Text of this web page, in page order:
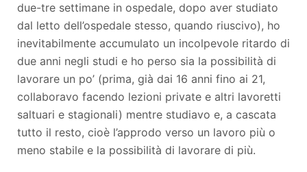
due-tre settimane in ospedale, dopo aver studiato
dal letto dell’ospedale stesso, quando riuscivo), ho
inevitabilmente accumulato un incolpevole ritardo di
due anni negli studi e ho perso sia la possibilità di
lavorare un po’ (prima, già dai 16 anni fino ai 21,
collaboravo facendo lezioni private e altri lavoretti
saltuari e stagionali) mentre studiavo e, a cascata
tutto il resto, cioè l’approdo verso un lavoro più o
meno stabile e la possibilità di lavorare di più.